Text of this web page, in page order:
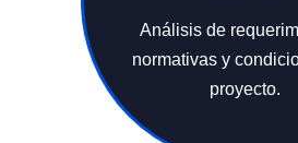
Análisis de
normativas y
proyecto.